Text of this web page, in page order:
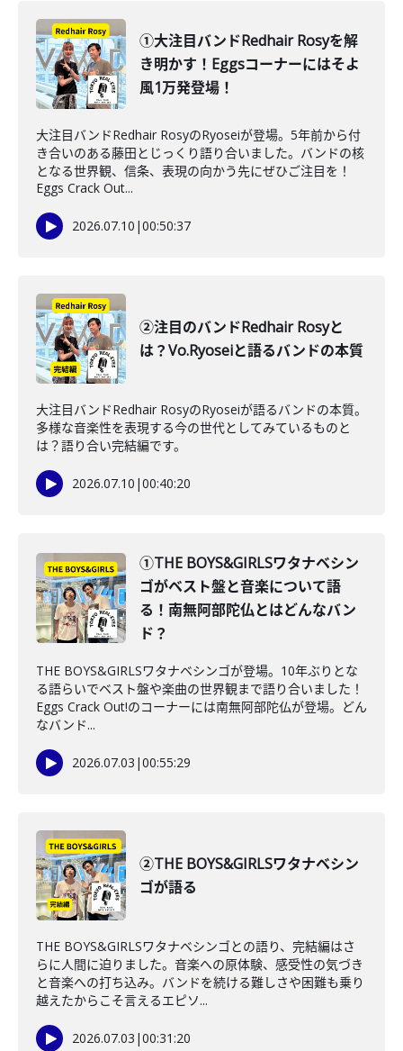
①大注目バンドRedhair Rosyを解
き明かす！Eggsコーナーにはそよ
風1万発登場！
大注目バンドRedhair RosyのRyoseiが登場。5年前から付
き合いのある藤田とじっくり語り合いました。バンドの核
となる世界観、信条、表現の向かう先にぜひご注目を！
Eggs Crack Out...
2026.07.10 |00:50:37
②注目のバンドRedhair Rosyと
は？Vo.Ryoseiと語るバンドの本質
大注目バンドRedhair RosyのRyoseiが語るバンドの本質。
多様な音楽性を表現する今の世代としてみているものと
は？語り合い完結編です。
2026.07.10 |00:40:20
①THE BOYS&GIRLSワタナベシン
ゴがベスト盤と音楽について語
る！南無阿部陀仏とはどんなバン
ド？
THE BOYS&GIRLSワタナベシンゴが登場。10年ぶりとな
る語らいでベスト盤や楽曲の世界観まで語り合いました！
Eggs Crack Out!のコーナーには南無阿部陀仏が登場。どん
なバンド...
2026.07.03 |00:55:29
②THE BOYS&GIRLSワタナベシン
ゴが語る
THE BOYS&GIRLSワタナベシンゴとの語り、完結編はさ
らに人間に迫りました。音楽への原体験、感受性の気づき
と音楽への打ち込み。バンドを続ける難しさや困難も乗り
越えたからこそ言えるエピソ...
2026.07.03 |00:31:20